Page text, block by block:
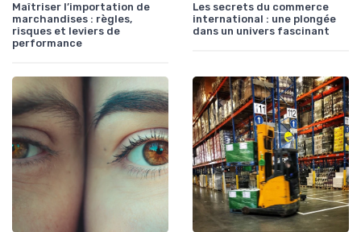
Maîtriser l’importation de
marchandises : règles,
risques et leviers de
performance
Les secrets du commerce
international : une plongée
dans un univers fascinant